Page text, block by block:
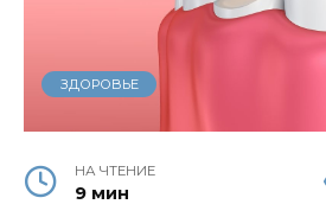
ЗДОРОВЬЕ
НА ЧТЕНИЕ
9 мин